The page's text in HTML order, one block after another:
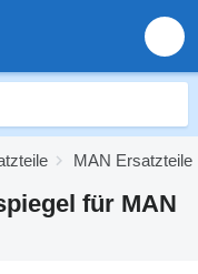
MAN Ersatzteile
für MAN